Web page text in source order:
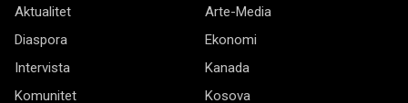
Aktualitet
Arte-Media
Diaspora
Ekonomi
Intervista
Kanada
Komunitet
Kosova